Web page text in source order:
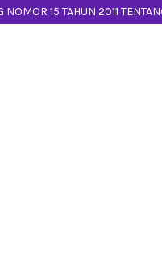
15 TAHUN 2011